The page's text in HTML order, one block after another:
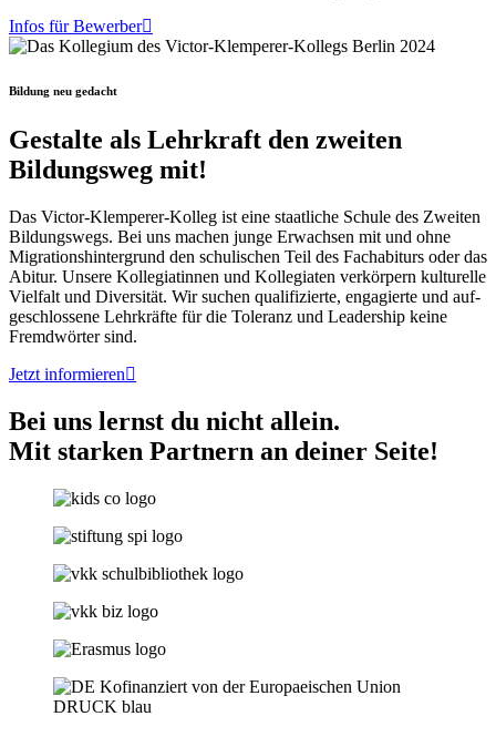
Infos für Bewerber
Bildung neu gedacht
Gestalte als Lehrkraft den zweiten
Bildungsweg mit!
Das Victor-Klemperer-Kolleg ist eine staat­li­che Schu­le des Zwei­ten
Bil­dungs­wegs. Bei uns machen jun­ge Erwach­sen mit und ohne
Migra­ti­ons­hin­ter­grund den schu­li­schen Teil des Fach­ab­iturs oder das
Abitur. Unse­re Kol­le­gia­tin­nen und Kol­le­gia­ten ver­kör­pern kul­tu­rel­le
Viel­falt und Diver­si­tät. Wir suchen qua­li­fi­zier­te, enga­gier­te und auf­
ge­schlos­se­ne Lehr­kräf­te für die Tole­ranz und Lea­der­ship kei­ne
Fremd­wör­ter sind.
Jetzt infor­mie­ren
Bei uns lernst du nicht allein.
Mit starken Partnern an deiner Seite!